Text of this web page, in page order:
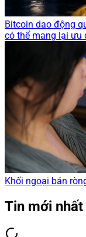
Bitcoin dao động
có thể mang lại ưu
Khối ngoại bán
Tin mới nhất